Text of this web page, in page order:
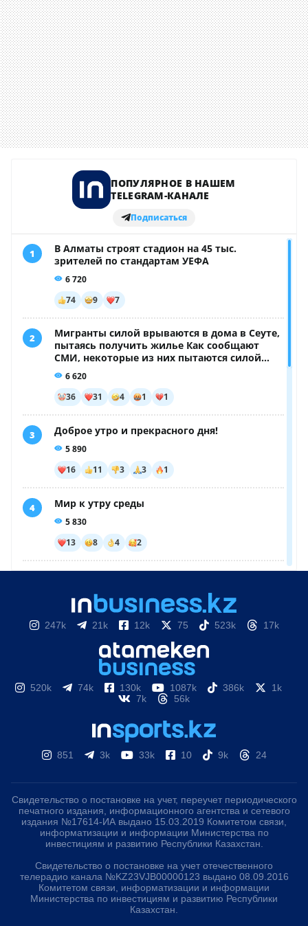
247k 21k 12k 75 523k 17k
520k 74k 130k 1087k 386k
1k
7k
56k
851 3k 33k 10 9k 24
Свидетельство о постановке на учет, переучет периодического
печатного издания, информационного агентства и сетевого
издания №17614-ИА выдано 15.03.2019 Комитетом связи,
информатизации и информации Министерства по
инвестициям и развитию Республики Казахстан.
Свидетельство о постановке на учет отечественного
телерадио канала №KZ23VJB00000123 выдано 08.09.2016
Комитетом связи, информатизации и информации
Министерства по инвестициям и развитию Республики
Казахстан.